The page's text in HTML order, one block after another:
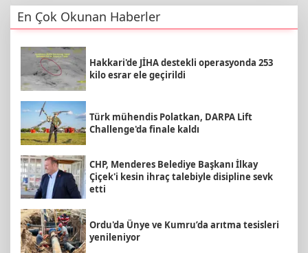
En Çok Okunan Haberler
Hakkari'de JİHA destekli operasyonda 253
kilo esrar ele geçirildi
Türk mühendis Polatkan, DARPA Lift
Challenge'da finale kaldı
CHP, Menderes Belediye Başkanı İlkay
Çiçek'i kesin ihraç talebiyle disipline sevk
etti
Ordu'da Ünye ve Kumru’da arıtma tesisleri
yenileniyor